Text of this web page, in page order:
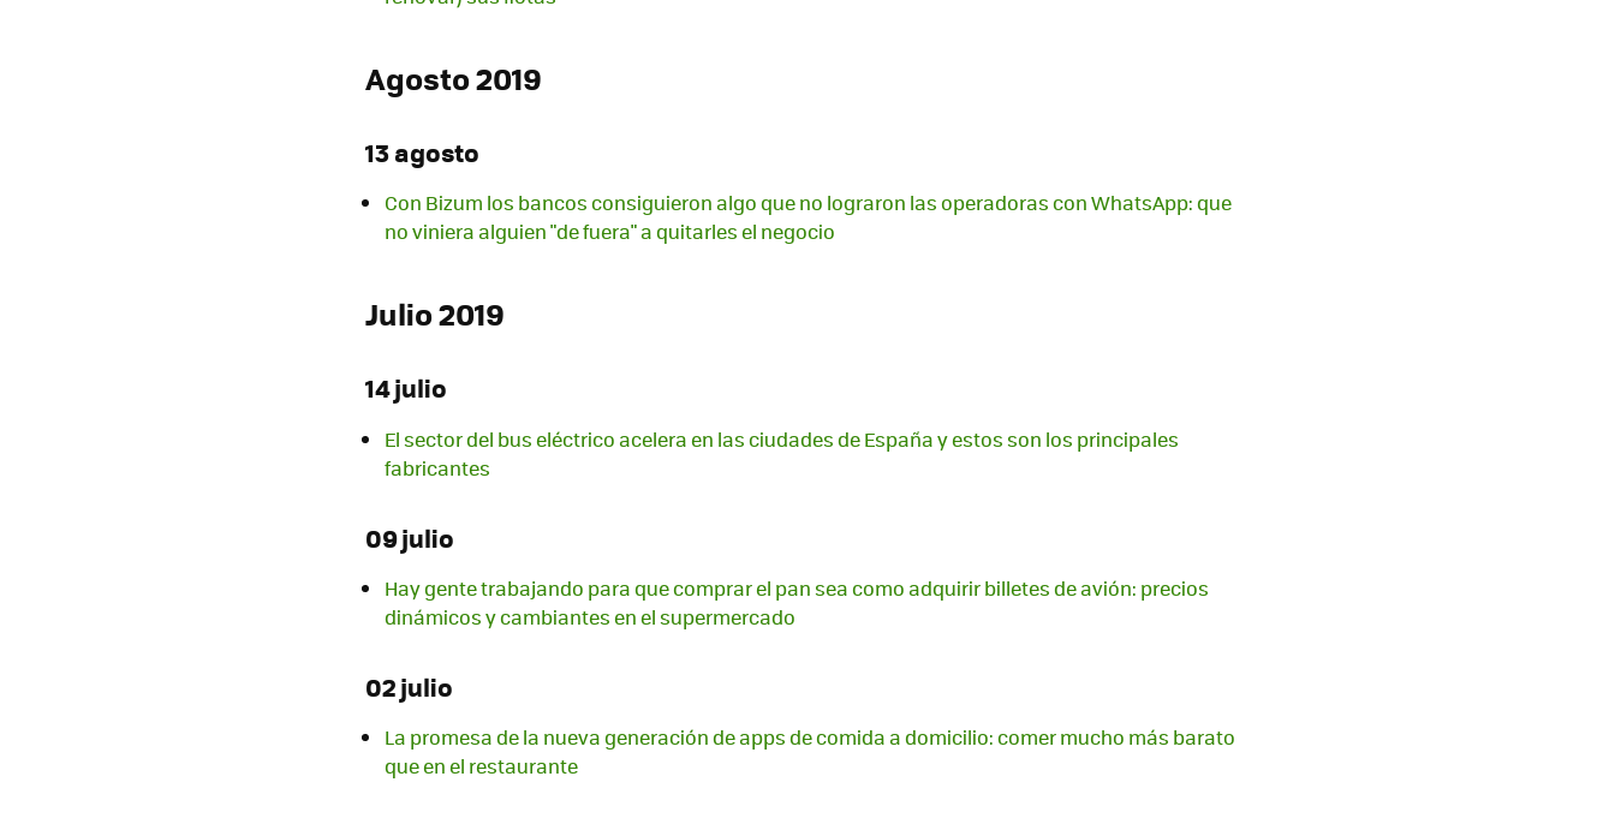
Agosto 2019
13 agosto
Con Bizum los bancos consiguieron algo que no lograron las operadoras con WhatsApp: que
no viniera alguien "de fuera" a quitarles el negocio
Julio 2019
14 julio
El sector del bus eléctrico acelera en las ciudades de España y estos son los principales
fabricantes
09 julio
Hay gente trabajando para que comprar el pan sea como adquirir billetes de avión: precios
dinámicos y cambiantes en el supermercado
02 julio
La promesa de la nueva generación de apps de comida a domicilio: comer mucho más barato
que en el restaurante